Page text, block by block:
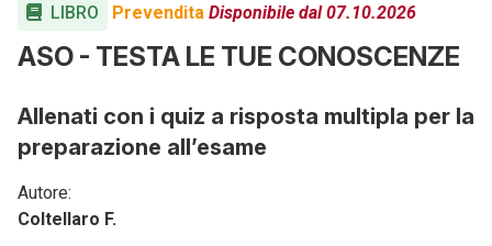
LIBRO Prevendita Disponibile dal 07.10.2026
ASO - TESTA LE TUE CONOSCENZE
Allenati con i quiz a risposta multipla per la
preparazione all’esame
Autore:
Coltellaro F.